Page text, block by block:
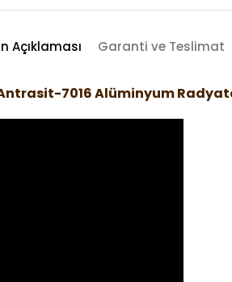
Açıklaması Garanti ve Teslimat
7016 Alüminyum